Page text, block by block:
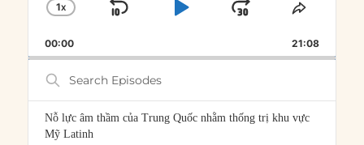
CHANGE
RATE
1X
SKIP
PLAYJUMP
FORWARD
SHARE
00:00 21:08
Search
Episodes
Nỗ lực âm thầm của Trung Quốc nhằm thống trị khu vực
Mỹ Latinh